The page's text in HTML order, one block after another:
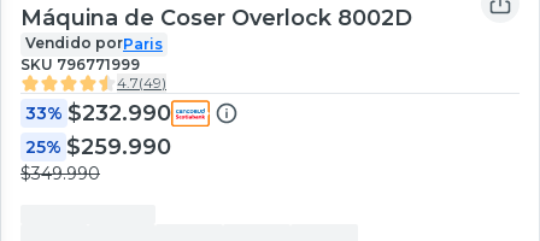
Máquina de Coser Overlock 8002D
Vendido porParis
SKU 796771999
4.7(49)
33% $232.990
25% $259.990
$349.990